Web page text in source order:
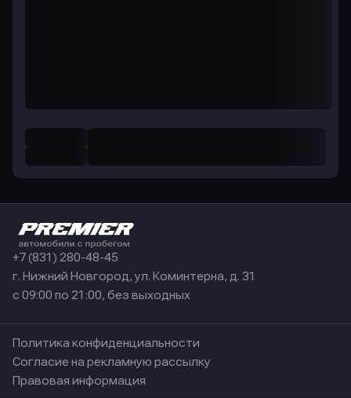
+7 (831) 280-48-45
г. Нижний Новгород, ул. Коминтерна, д. 31
с 09:00 по 21:00, без выходных
Политика конфиденциальности
Согласие на рекламную рассылку
Правовая информация